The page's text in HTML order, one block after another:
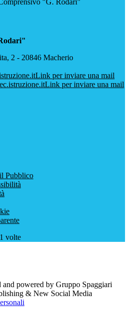
"G. Rodari"
2 - 20846 Macherio
Link per inviare una mail
Link per inviare una mail
Pubblico
volte
powered by Gruppo Spaggiari
& New Social Media